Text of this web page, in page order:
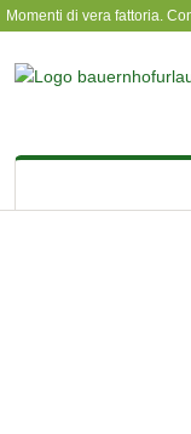
Momenti di vera fattoria.